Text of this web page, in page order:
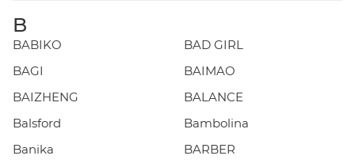
B
BABIKO
BAD GIRL
BAGI
BAIMAO
BAIZHENG
BALANCE
Balsford
Bambolina
Banika
BARBER